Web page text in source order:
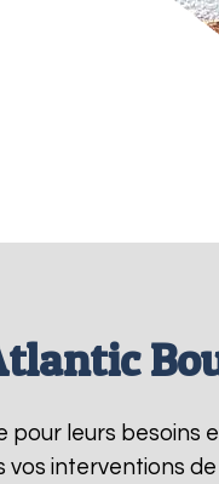
pour leurs besoins
interventions